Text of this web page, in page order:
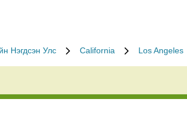
Нэгдсэн Улс California Los Angeles